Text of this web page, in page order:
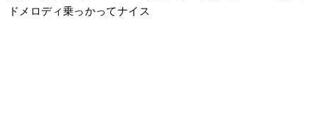
ドメロディ乗っかってナイス